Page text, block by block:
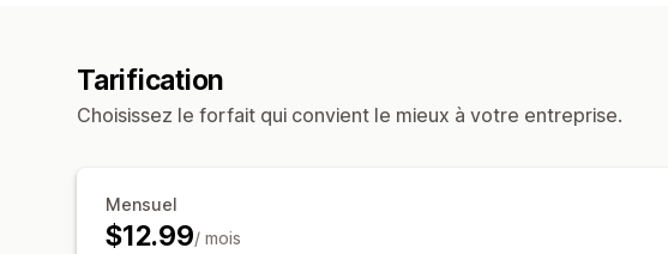
Tarification
Choisissez le forfait qui convient le mieux à votre entreprise.
Mensuel
$12.99/ mois